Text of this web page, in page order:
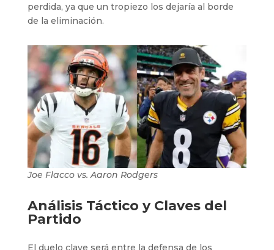
perdida, ya que un tropiezo los dejaría al borde
de la eliminación.
Joe Flacco vs. Aaron Rodgers
Análisis Táctico y Claves del
Partido
El duelo clave será entre la defensa de los